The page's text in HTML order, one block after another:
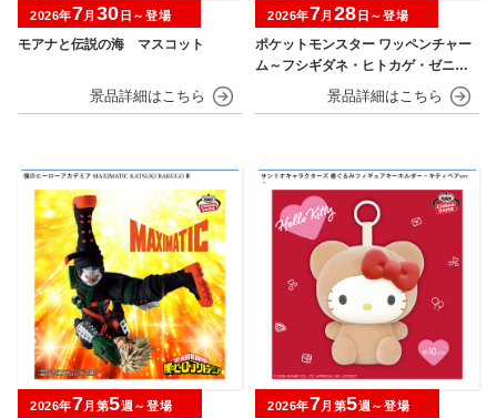
モアナと伝説の海 マスコット
2026年7月 30 日～登場
ポケットモンスター ワッペンチャー
ム～フシギダネ・ヒトカゲ・ゼニガ
メ・ピカチュウ～30th Anniversary
2026年7月 28 日～登場
2026年7月第5週～登場 2026年7月第5週～登場